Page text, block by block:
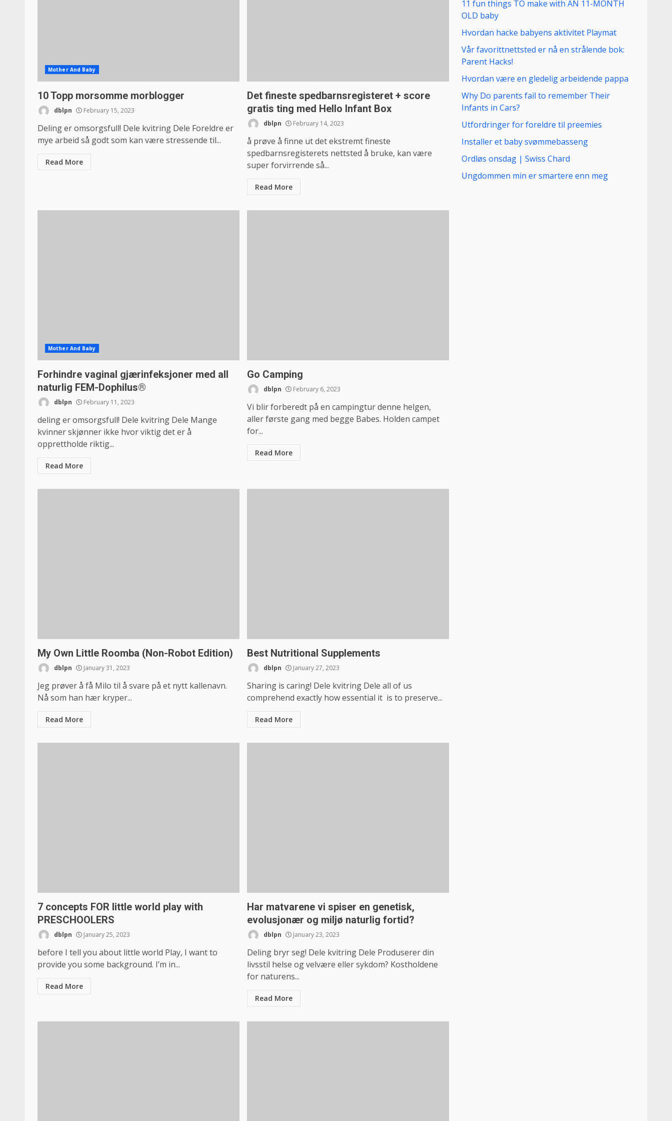
Mother And Baby
10 Topp morsomme morblogger
dblpn February 15, 2023
Deling er omsorgsfull! Dele kvitring Dele Foreldre er
mye arbeid så godt som kan være stressende til...
Read More
Det fineste spedbarnsregisteret + score
gratis ting med Hello Infant Box
dblpn February 14, 2023
å prøve å finne ut det ekstremt fineste
spedbarnsregisterets nettsted å bruke, kan være
super forvirrende så...
Read More
Mother And Baby
Forhindre vaginal gjærinfeksjoner med all
naturlig FEM-Dophilus®
dblpn February 11, 2023
deling er omsorgsfull! Dele kvitring Dele Mange
kvinner skjønner ikke hvor viktig det er å
opprettholde riktig...
Read More
Go Camping
dblpn February 6, 2023
Vi blir forberedt på en campingtur denne helgen,
aller første gang med begge Babes. Holden campet
for...
Read More
My Own Little Roomba (Non-Robot Edition)
dblpn January 31, 2023
Jeg prøver å få Milo til å svare på et nytt kallenavn.
Nå som han hær kryper...
Read More
Best Nutritional Supplements
dblpn January 27, 2023
Sharing is caring! Dele kvitring Dele all of us
comprehend exactly how essential it is to preserve...
Read More
7 concepts FOR little world play with
PRESCHOOLERS
dblpn January 25, 2023
before I tell you about little world Play, I want to
provide you some background. I’m in...
Read More
Har matvarene vi spiser en genetisk,
evolusjonær og miljø naturlig fortid?
dblpn January 23, 2023
Deling bryr seg! Dele kvitring Dele Produserer din
livsstil helse og velvære eller sykdom? Kostholdene
for naturens...
Read More
11 fun things TO make with AN 11-MONTH
OLD baby
Hvordan hacke babyens aktivitet Playmat
Vår favorittnettsted er nå en strålende bok:
Parent Hacks!
Hvordan være en gledelig arbeidende pappa
Why Do parents fail to remember Their
Infants in Cars?
Utfordringer for foreldre til preemies
Installer et baby svømmebasseng
Ordløs onsdag | Swiss Chard
Ungdommen min er smartere enn meg